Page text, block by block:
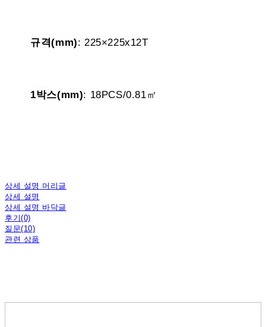
규격(mm): 225×225x12T
1박스(mm): 18PCS/0.81㎡
상세 설명 머리글
상세 설명
상세 설명 바닥글
후기(0)
질문(10)
관련 상품